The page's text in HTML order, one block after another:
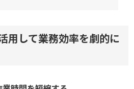
用して業務効率を劇的に